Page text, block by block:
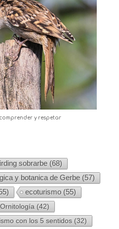
y respetar
sobrarbe(68)
y botanica de Gerbe(57)
ecoturismo(55)
Ornitología(42)
con los 5 sentidos(32)